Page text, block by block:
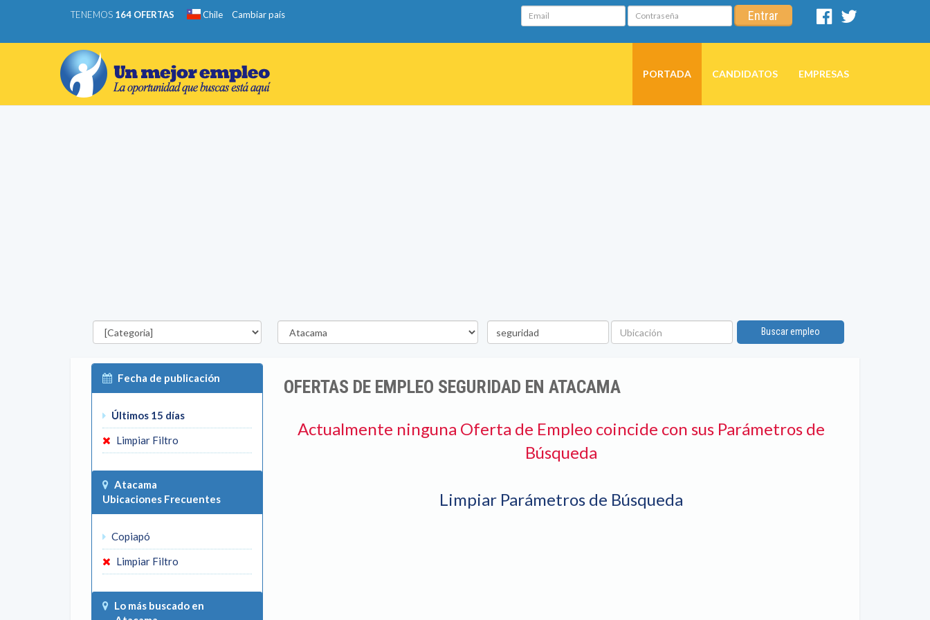
TENEMOS 164 OFERTAS Chile Cambiar país Email Contraseña Entrar
Facebook
PORTADA CANDIDATOS EMPRESAS
Categorías Región
Palabra
clave
Ubicación
Buscar empleo
Fecha de publicación
Últimos 15 días
Limpiar Filtro
Atacama
Ubicaciones Frecuentes
Copiapó
Limpiar Filtro
Lo más buscado en
OFERTAS DE EMPLEO SEGURIDAD EN ATACAMA
Actualmente ninguna Oferta de Empleo coincide con sus Parámetros de
Búsqueda
Limpiar Parámetros de Búsqueda